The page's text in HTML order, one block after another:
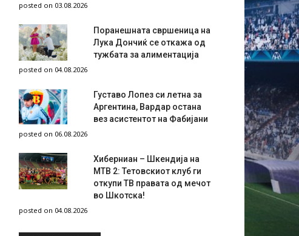
posted on 03.08.2026
Поранешната свршеница на
Лука Дончиќ се откажа од
тужбата за алиментација
posted on 04.08.2026
Густаво Лопез си летна за
Аргентина, Вардар остана
вез асистентот на Фабијани
posted on 06.08.2026
Хиберниан – Шкендија на
МТВ 2: Тетовскиот клуб ги
откупи ТВ правата од мечот
во Шкотска!
posted on 04.08.2026